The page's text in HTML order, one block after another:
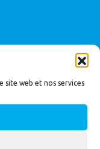
site web et nos services